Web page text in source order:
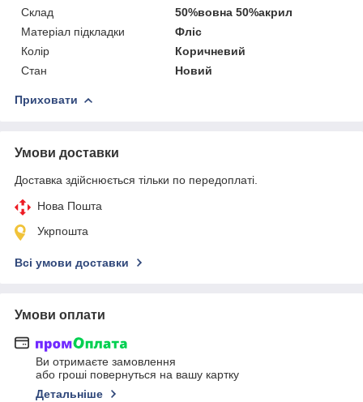
Склад
50%вовна 50%акрил
Матеріал підкладки
Фліс
Колір
Коричневий
Стан
Новий
Приховати
Умови доставки
Доставка здійснюється тільки по передоплаті.
Нова Пошта
Укрпошта
Всі умови доставки
Умови оплати
Ви отримаєте замовлення
або гроші повернуться на вашу картку
Детальніше